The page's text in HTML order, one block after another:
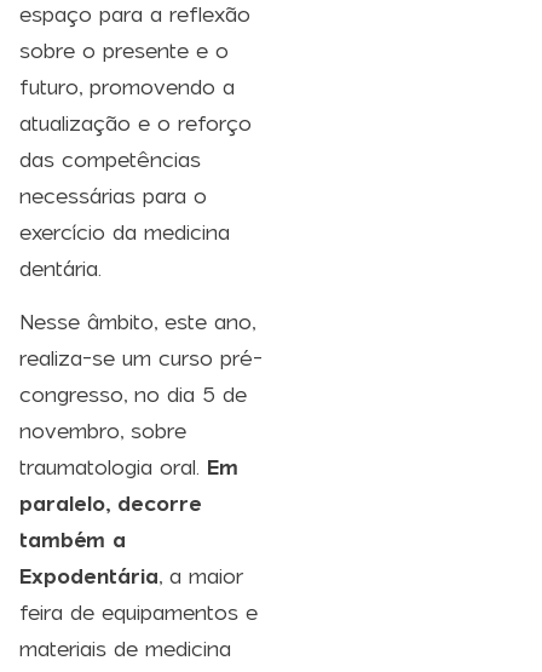
espaço para a reflexão
sobre o presente e o
futuro, promovendo a
atualização e o reforço
das competências
necessárias para o
exercício da medicina
dentária.
Nesse âmbito, este ano,
realiza-se um curso pré-
congresso, no dia 5 de
novembro, sobre
traumatologia oral. Em
paralelo, decorre
também a
Expodentária, a maior
feira de equipamentos e
materiais de medicina